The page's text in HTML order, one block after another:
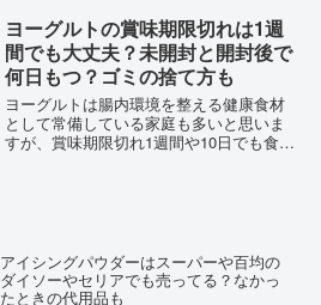
どうかも気になります。時間が経っても
固くならない方法についてもまとめまし
た。
ヨーグルトの賞味期限切れは1週
間でも大丈夫？未開封と開封後で
何日もつ？ゴミの捨て方も
ヨーグルトは腸内環境を整える健康食材
として常備している家庭も多いと思いま
すが、賞味期限切れ1週間や10日でも食べ
アイシングパウダーはスーパーや百均の
ダイソーやセリアでも売ってる？なかっ
たときの代用品も